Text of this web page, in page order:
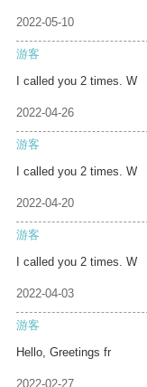
2022-05-10
游客
I called you 2 times. W
2022-04-26
游客
I called you 2 times. W
2022-04-20
游客
I called you 2 times. W
2022-04-03
游客
Hello, Greetings fr
2022-02-27